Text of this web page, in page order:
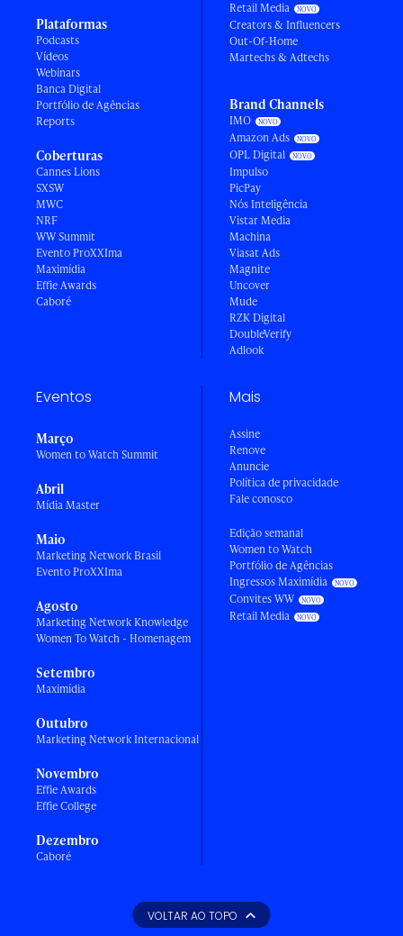
Plataformas
Podcasts
Vídeos
Webinars
Banca Digital
Portfólio de Agências
Reports
Coberturas
Cannes Lions
SXSW
MWC
NRF
WW Summit
Evento ProXXIma
Maximídia
Effie Awards
Caboré
Retail Media
Creators & Influencers
Out-Of-Home
Martechs & Adtechs
Brand Channels
IMO
Amazon Ads
OPL Digital
Impulso
PicPay
Nós Inteligência
Vistar Media
Machina
Viasat Ads
Magnite
Uncover
Mude
RZK Digital
DoubleVerify
Adlook
Eventos
Março
Women to Watch Summit
Abril
Mídia Master
Maio
Marketing Network Brasil
Evento ProXXIma
Agosto
Marketing Network Knowledge
Women To Watch - Homenagem
Setembro
Maximídia
Outubro
Marketing Network Internacional
Novembro
Effie Awards
Effie College
Dezembro
Caboré
Mais
Assine
Renove
Anuncie
Política de privacidade
Fale conosco
Edição semanal
Women to Watch
Portfólio de Agências
Ingressos Maximídia
Convites WW
Retail Media
VOLTAR AO TOPO